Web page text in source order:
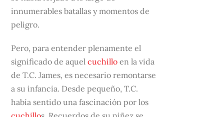
innumerables batallas y momentos de
peligro.
Pero, para entender plenamente el
significado de aquelcuchillo en la vida
de T.C. James, es necesario remontarse
a su infancia. Desde pequeño, T.C.
había sentido una fascinación por los